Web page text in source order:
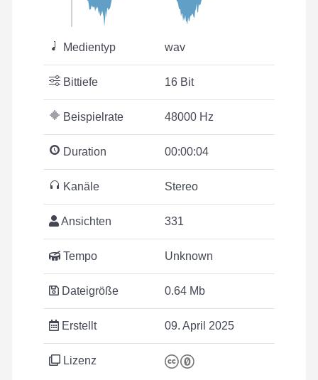
Medientyp wav
Bittiefe 16 Bit
Beispielrate 48000 Hz
Duration 00:00:04
Kanäle Stereo
Ansichten 331
Tempo Unknown
Dateigröße 0.64 Mb
Erstellt 09. April 2025
Lizenz